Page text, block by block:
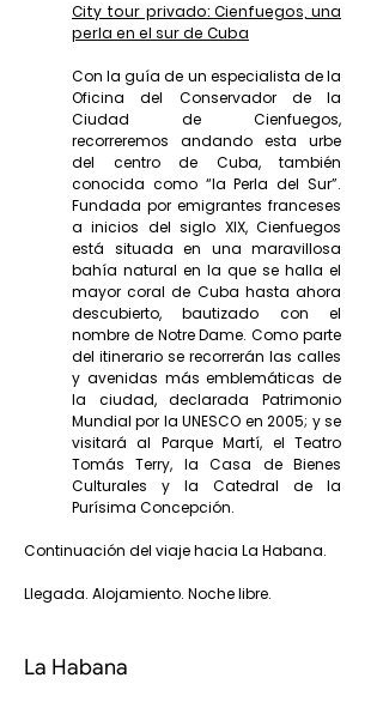
City tour privado: Cienfuegos, una
perla en el sur de Cuba
Con la guía de un especialista de la
Oficina del Conservador de la
Ciudad de Cienfuegos,
recorreremos andando esta urbe
del centro de Cuba, también
conocida como “la Perla del Sur”.
Fundada por emigrantes franceses
a inicios del siglo XIX, Cienfuegos
está situada en una maravillosa
bahía natural en la que se halla el
mayor coral de Cuba hasta ahora
descubierto, bautizado con el
nombre de Notre Dame. Como parte
del itinerario se recorrerán las calles
y avenidas más emblemáticas de
la ciudad, declarada Patrimonio
Mundial por la UNESCO en 2005; y se
visitará al Parque Martí, el Teatro
Tomás Terry, la Casa de Bienes
Culturales y la Catedral de la
Purísima Concepción.
Continuación del viaje hacia La Habana.
Llegada. Alojamiento. Noche libre.
La Habana